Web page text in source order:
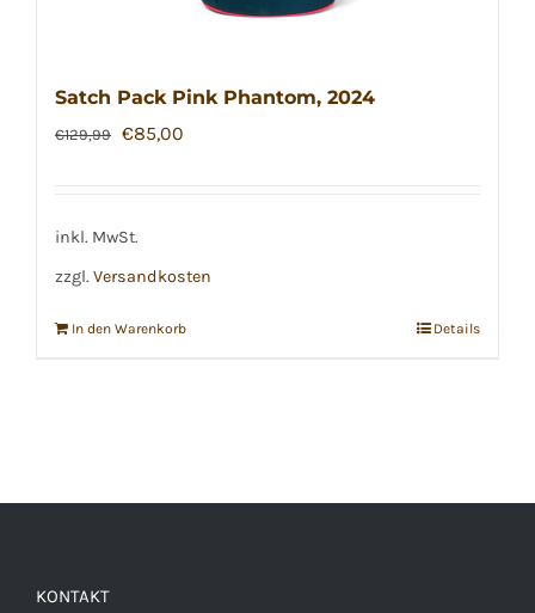
Satch Pack Pink Phantom, 2024
€129,99 Ursprünglicher
€129,99
€85,00
inkl. MwSt.
zzgl. Versandkosten
In den Warenkorb Details
KONTAKT